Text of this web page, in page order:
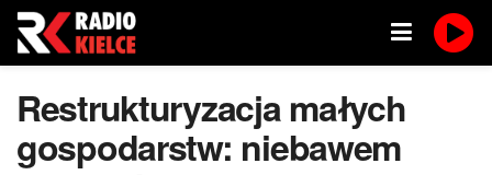
Restrukturyzacja małych
gospodarstw: niebawem